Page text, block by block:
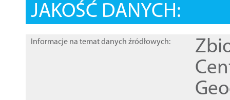
JAKOŚĆ DANYCH:
Informacje na temat danych źródłowych: